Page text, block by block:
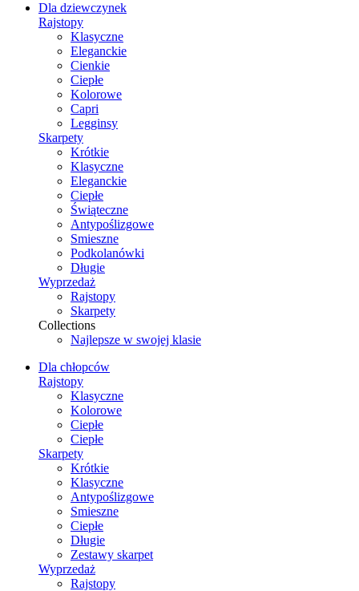
Dla dziewczynek
Rajstopy
Klasyczne
Eleganckie
Cienkie
Ciepłe
Kolorowe
Capri
Legginsy
Skarpety
Krótkie
Klasyczne
Eleganckie
Ciepłe
Świąteczne
Antypoślizgowe
Smieszne
Podkolanówki
Długie
Wyprzedaż
Rajstopy
Skarpety
Collections
Najlepsze w swojej klasie
Dla chłopców
Rajstopy
Klasyczne
Kolorowe
Ciepłe
Ciepłe
Skarpety
Krótkie
Klasyczne
Antypoślizgowe
Smieszne
Ciepłe
Długie
Zestawy skarpet
Wyprzedaż
Rajstopy